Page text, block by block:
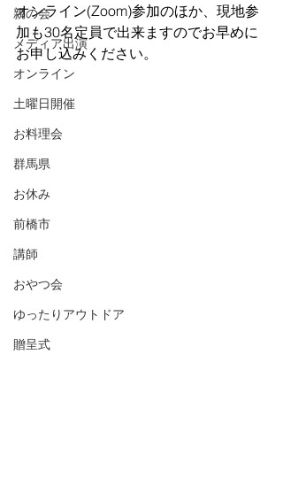
親の会
メディア出演
オンライン
土曜日開催
お料理会
群馬県
お休み
前橋市
講師
おやつ会
ゆったりアウトドア
贈呈式
オンライン(Zoom)参加のほか、現地参
加も30名定員で出来ますのでお早めに
お申し込みください。